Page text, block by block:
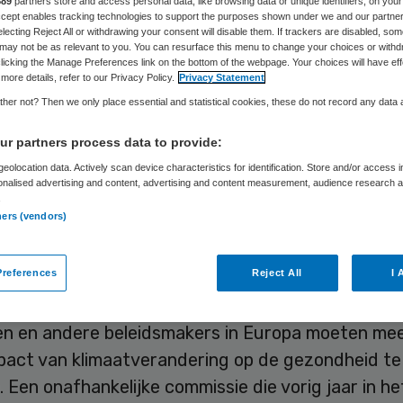
Sytse Wilman 18 mei 2026,10:01 303 keer gelezen
en andere beleidsmakers in Europa moeten
van klimaatverandering op de gezondheid te
Een onafhankelijke commissie die vorig jaar in
door de Wereldgezondheidsorganisatie (WHO)
gemeenschap tot actie aan te zetten.
en andere beleidsmakers in Europa moeten
van klimaatverandering op de gezondheid te
Een onafhankelijke commissie die vorig jaar in
enables tracking technologies to support the purposes shown under we and our
Reject All or withdrawing your consent will disable them. If trackers are disabled,
not be as relevant to you. You can resurface this menu to change your choices or
the Manage Preferences link on the bottom of the webpage. Your choices will have
details, refer to our Privacy Policy.
Privacy Statement
not? Then we only place essential and statistical cookies, these do not record any data
partners process data to provide:
data. Actively scan device characteristics for identification. Store and/or access
advertising and content, advertising and content measurement, audience research
(vendors)
Reject All I